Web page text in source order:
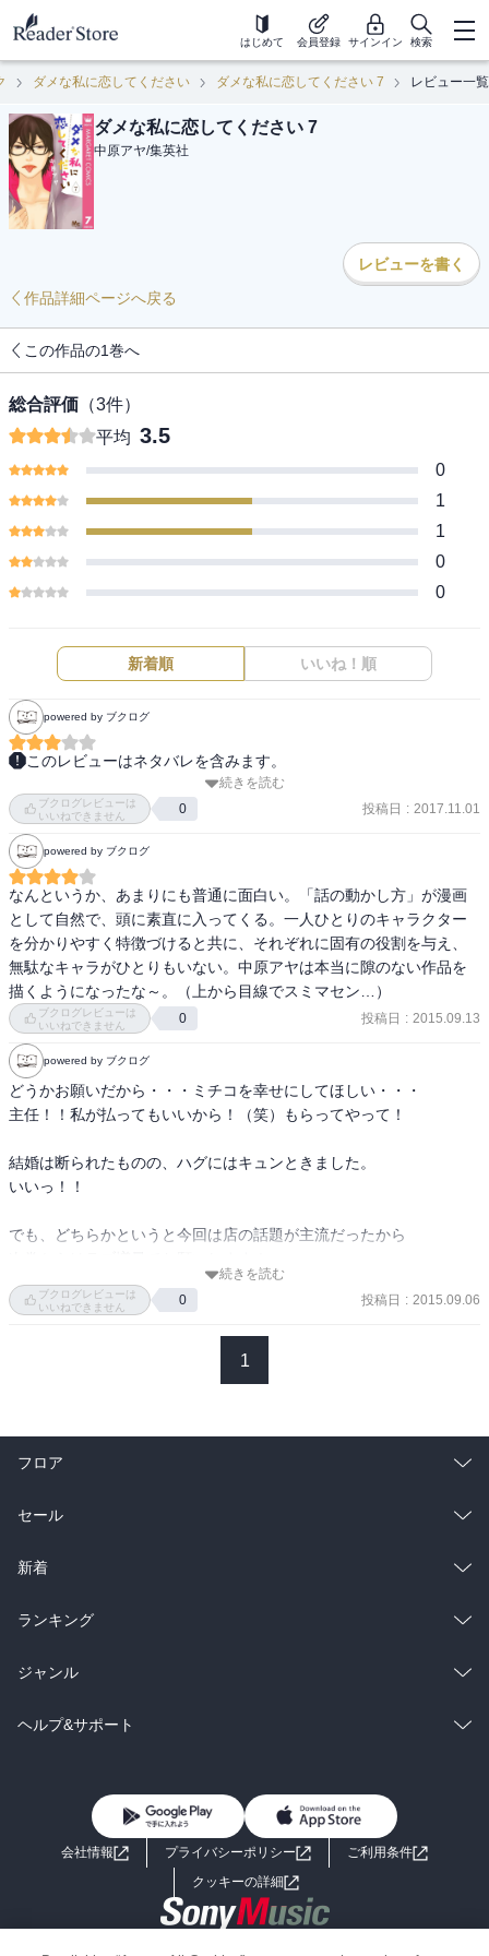
はじめて 会員登録 サインイン 検索
ダメな私に恋してください ダメな私に恋してください 7 レビュー一覧
ダメな私に恋してください 7
中原アヤ/集英社
レビューを書く
作品詳細ページへ戻る
この作品の1巻へ
総合評価 （3件）
平均 3.5
0
1
1
0
0
新着順 いいね！順
powered by ブクログ
このレビューはネタバレを含みます。
プロポーズそりゃあ本気にされないよね！わかってた！でも本気に
されない加減がすげぇ。まさかのお店の閉店にびっくりだけど最後
のはどーゆう意味だろう？主任のお父さん怖すぎ。あれはビビる
わ。最上くんと晶さん上手くいくのかな〜ちょっとありだな。でも
全体的にキュンが少なめなので時間的にあっさり読めちゃう感じ。
続きを読む
ブクログレビューは
いいねできません
0 投稿日 : 2017.11.01
powered by ブクログ
なんというか、あまりにも普通に面白い。「話の動かし方」が漫画
として自然で、頭に素直に入ってくる。一人ひとりのキャラクター
を分かりやすく特徴づけると共に、それぞれに固有の役割を与え、
無駄なキャラがひとりもいない。中原アヤは本当に隙のない作品を
描くようになったな～。（上から目線でスミマセン…）
ブクログレビューは
いいねできません
0 投稿日 : 2015.09.13
powered by ブクログ
どうかお願いだから・・・ミチコを幸せにしてほしい・・・
主任！！私が払ってもいいから！（笑）もらってやって！
結婚は断られたものの、ハグにはキュンときました。
いいっ！！
でも、どちらかというと今回は店の話題が主流だったから
続きを読む
ブクログレビューは
いいねできません
0 投稿日 : 2015.09.06
1
フロア
総合
ラノベ
雑誌・グラビア
BL・TL
セール
総合
ラノベ
雑誌・グラビア
BL・TL
新着
総合
ラノベ
雑誌・グラビア
ランキング
総合
ラノベ
ジャンル
コミック
ライトノベル 男子向けラノベ
小説
海外小説
ヘルプ&サポート
よくあるご質問 お問い合わせ
会社情報 プライバシーポリシー
ご利用条件
クッキーの詳細
Copyright 2017 - 2026 Sony Music Entertainment(Japan) Inc.